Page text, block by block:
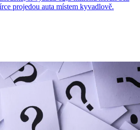
projedou auta místem kyvadlově.